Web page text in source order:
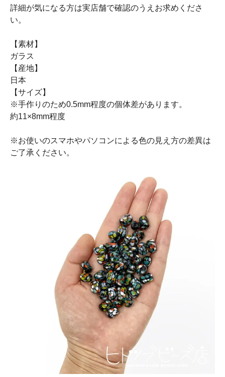
詳細が気になる方は実店舗で確認のうえお求めくださ
い。
【素材】
ガラス
【産地】
日本
【サイズ】
※手作りのため0.5mm程度の個体差があります。
約11×8mm程度
※お使いのスマホやパソコンによる色の見え方の差異は
ご了承ください。